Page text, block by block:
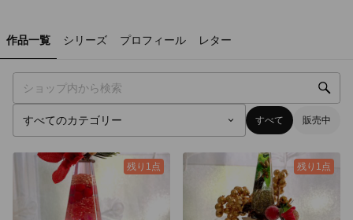
作品一覧 シリーズ プロフィール レター
すべて 販売中
残り1点 残り1点